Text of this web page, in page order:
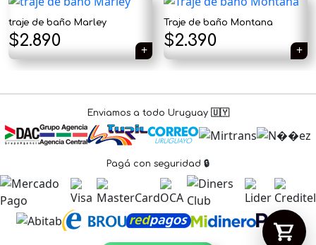
original
era:
$1.890.
es:
$1.490.
traje de baño Marley
$2.890
Traje de baño Montana
$2.390
Enviamos a todo Uruguay 🇺🇾
Pagá con seguridad 🔒
Tu carrito está vacío.
Agregá un producto y aparecerá acá
automáticamente.